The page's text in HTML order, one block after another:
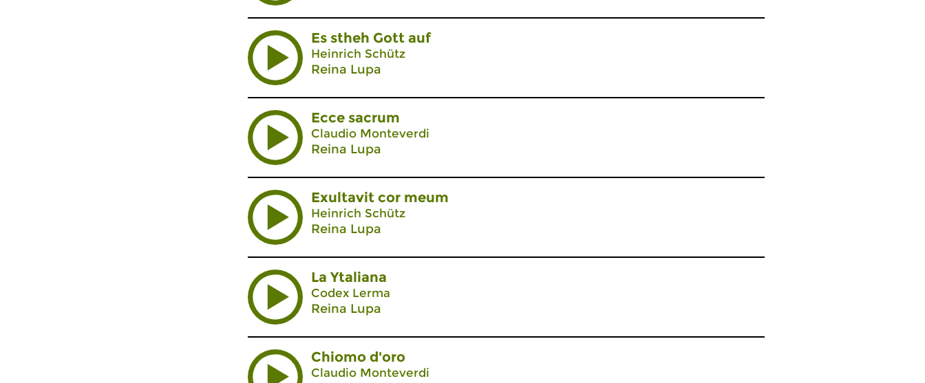
Es stheh Gott auf
Heinrich Schütz
Reina Lupa
Ecce sacrum
Claudio Monteverdi
Reina Lupa
Exultavit cor meum
Heinrich Schütz
Reina Lupa
La Ytaliana
Codex Lerma
Reina Lupa
Chiomo d'oro
Claudio Monteverdi